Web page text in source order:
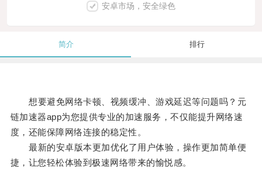
安卓市场，安全绿色
简介 排行
想要避免网络卡顿、视频缓冲、游戏延迟等问题吗？元
链加速器app为您提供专业的加速服务，不仅能提升网络速
度，还能保障网络连接的稳定性。
最新的安卓版本更加优化了用户体验，操作更加简单便
捷，让您轻松体验到极速网络带来的愉悦感。